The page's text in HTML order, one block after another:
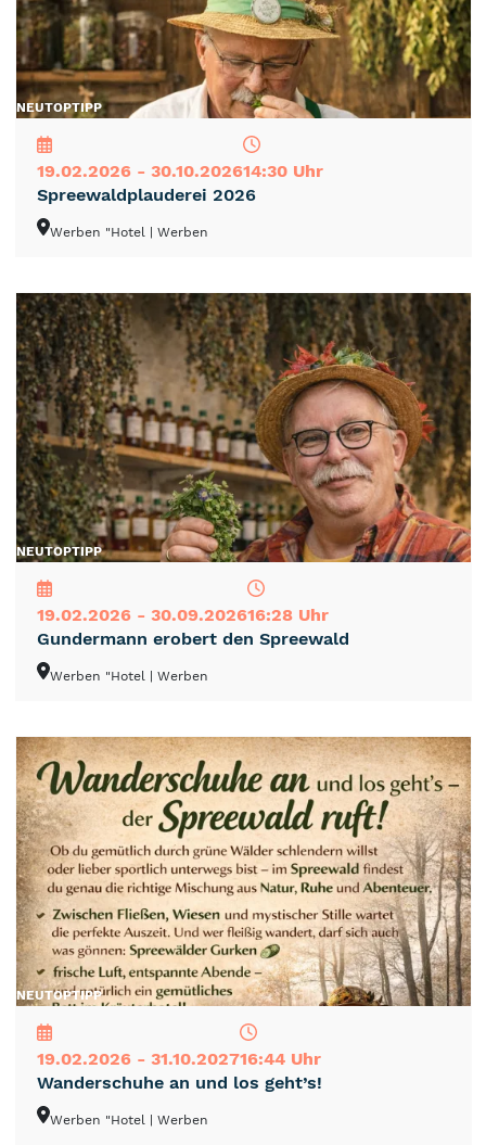
NEUTOPTIPP
19.02.2026 - 30.10.202614:30 Uhr
Spreewaldplauderei 2026
Werben "Hotel | Werben
NEUTOPTIPP
19.02.2026 - 30.09.202616:28 Uhr
Gundermann erobert den Spreewald
Werben "Hotel | Werben
NEUTOPTIPP
19.02.2026 - 31.10.202716:44 Uhr
Wanderschuhe an und los geht’s!
Werben "Hotel | Werben